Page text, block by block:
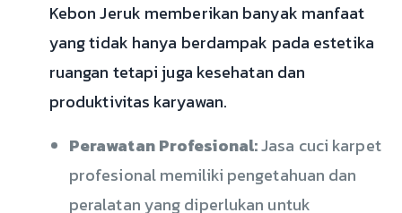
Kebon Jeruk memberikan banyak manfaat
yang tidak hanya berdampak pada estetika
ruangan tetapi juga kesehatan dan
produktivitas karyawan.
Perawatan Profesional:Jasa cuci karpet
profesional memiliki pengetahuan dan
peralatan yang diperlukan untuk